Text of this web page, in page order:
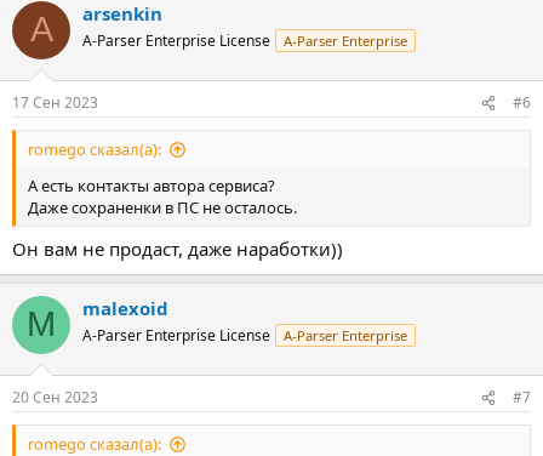
A arsenkin
A-Parser Enterprise License A-Parser Enterprise
17 Сен 2023 #6
romego сказал(а):
А есть контакты автора сервиса?
Даже сохраненки в ПС не осталось.
Он вам не продаст, даже наработки))
M malexoid
A-Parser Enterprise License A-Parser Enterprise
20 Сен 2023 #7
romego сказал(а):